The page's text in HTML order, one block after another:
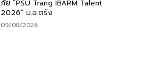
ภัย “PSU Trang IBARM Talent
2026” ม.อ.ตรัง
09/08/2026